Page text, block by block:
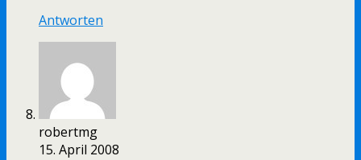
Antworten
robertmg
15. April 2008